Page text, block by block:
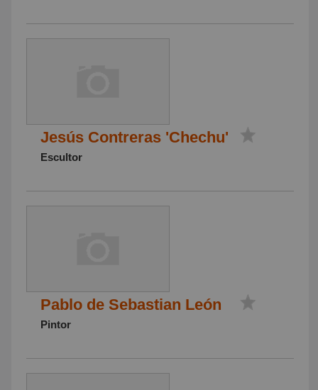
Jesús Contreras 'Chechu'
Escultor
Pablo de Sebastian León
Pintor